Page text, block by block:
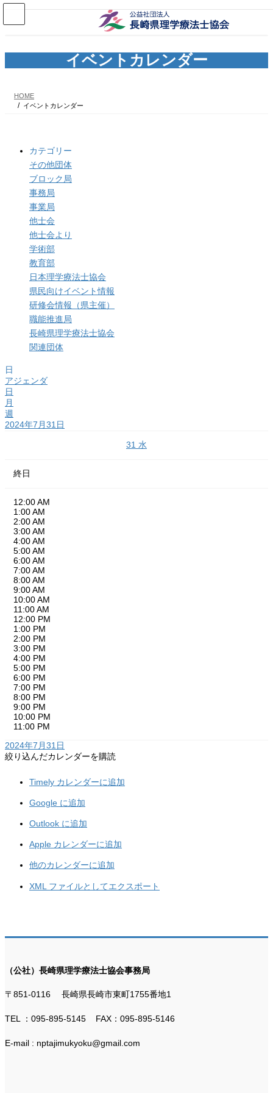
ツ
シ
イベントカレンダー
HOME
イベントカレンダー
カテゴリー
その他団体
ブロック局
事務局
事業局
他士会
他士会より
学術部
教育部
日本理学療法士協会
県民向けイベント情報
研修会情報（県主催）
職能推進局
長崎県理学療法士協会
関連団体
日
アジェンダ
日
月
週
2024年7月31日
31 水
終日
12:00 AM
1:00 AM
2:00 AM
3:00 AM
4:00 AM
5:00 AM
6:00 AM
7:00 AM
8:00 AM
9:00 AM
10:00 AM
11:00 AM
12:00 PM
1:00 PM
2:00 PM
3:00 PM
4:00 PM
5:00 PM
6:00 PM
7:00 PM
8:00 PM
9:00 PM
10:00 PM
11:00 PM
2024年7月31日
絞り込んだカレンダーを購読
Timely カレンダーに追加
Google に追加
Outlook に追加
Apple カレンダーに追加
他のカレンダーに追加
XML ファイルとしてエクスポート
（公社）長崎県理学療法士協会事務局
〒851-0116 長崎県長崎市東町1755番地1
TEL ：095-895-5145 FAX：095-895-5146
E-mail : nptajimukyoku@gmail.com